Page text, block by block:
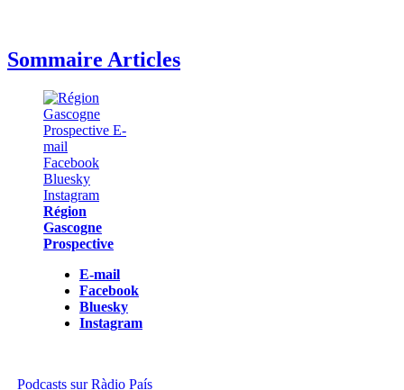
Sommaire Articles
Région
Gascogne
Prospective
E-mail
Facebook
Bluesky
Instagram
Podcasts sur Ràdio País